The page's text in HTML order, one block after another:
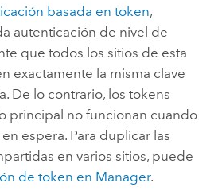
basada en token,
autenticación de nivel de
que todos los sitios de esta
exactamente la misma clave
De lo contrario, los tokens
principal no funcionan cuando
espera. Para duplicar las
en varios sitios, puede
de token en Manager.